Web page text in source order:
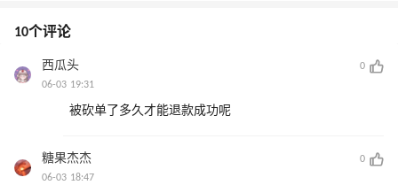
10个评论
西瓜头
0
06-03 19:31
被砍单了多久才能退款成功呢
糖果杰杰
0
06-03 18:47